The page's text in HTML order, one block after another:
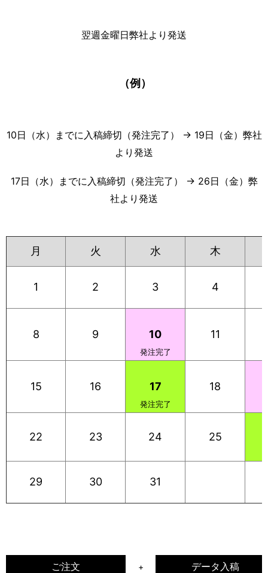
翌週金曜日弊社より発送
（例）
10日（水）までに 入稿締切（発注完了）
→ 19日（金）弊社
より発送
17日（水）までに 入稿締切（発注完了）
→ 26日（金）弊
社より発送
月 火 水 木
1 2 3 4
8 9 10
発注完了
11
15 16 17
発注完了
18
22 23 24 25
29 30 31
ご注文 + データ入稿